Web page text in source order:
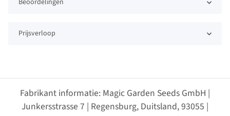
Beoordelingen
Prijsverloop
Fabrikant informatie: Magic Garden Seeds GmbH |
Junkersstrasse 7 | Regensburg, Duitsland, 93055 |